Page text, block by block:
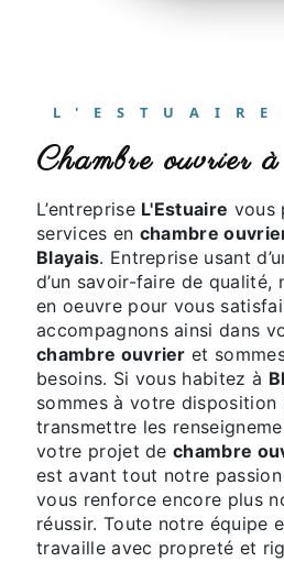
L'ESTUAIRE
chambre
L’entreprise L'Estuaire vous
services en chambre
Blayais. Entreprise usant
d’un savoir-faire de qualité,
en oeuvre pour vous
accompagnons ainsi dans
chambre ouvrier et
besoins. Si vous habitez à
sommes à votre disposition
transmettre les
votre projet dechambre
est avant tout notre
vous renforce encore plus
réussir. Toute notre équipe
travaille avec propreté et